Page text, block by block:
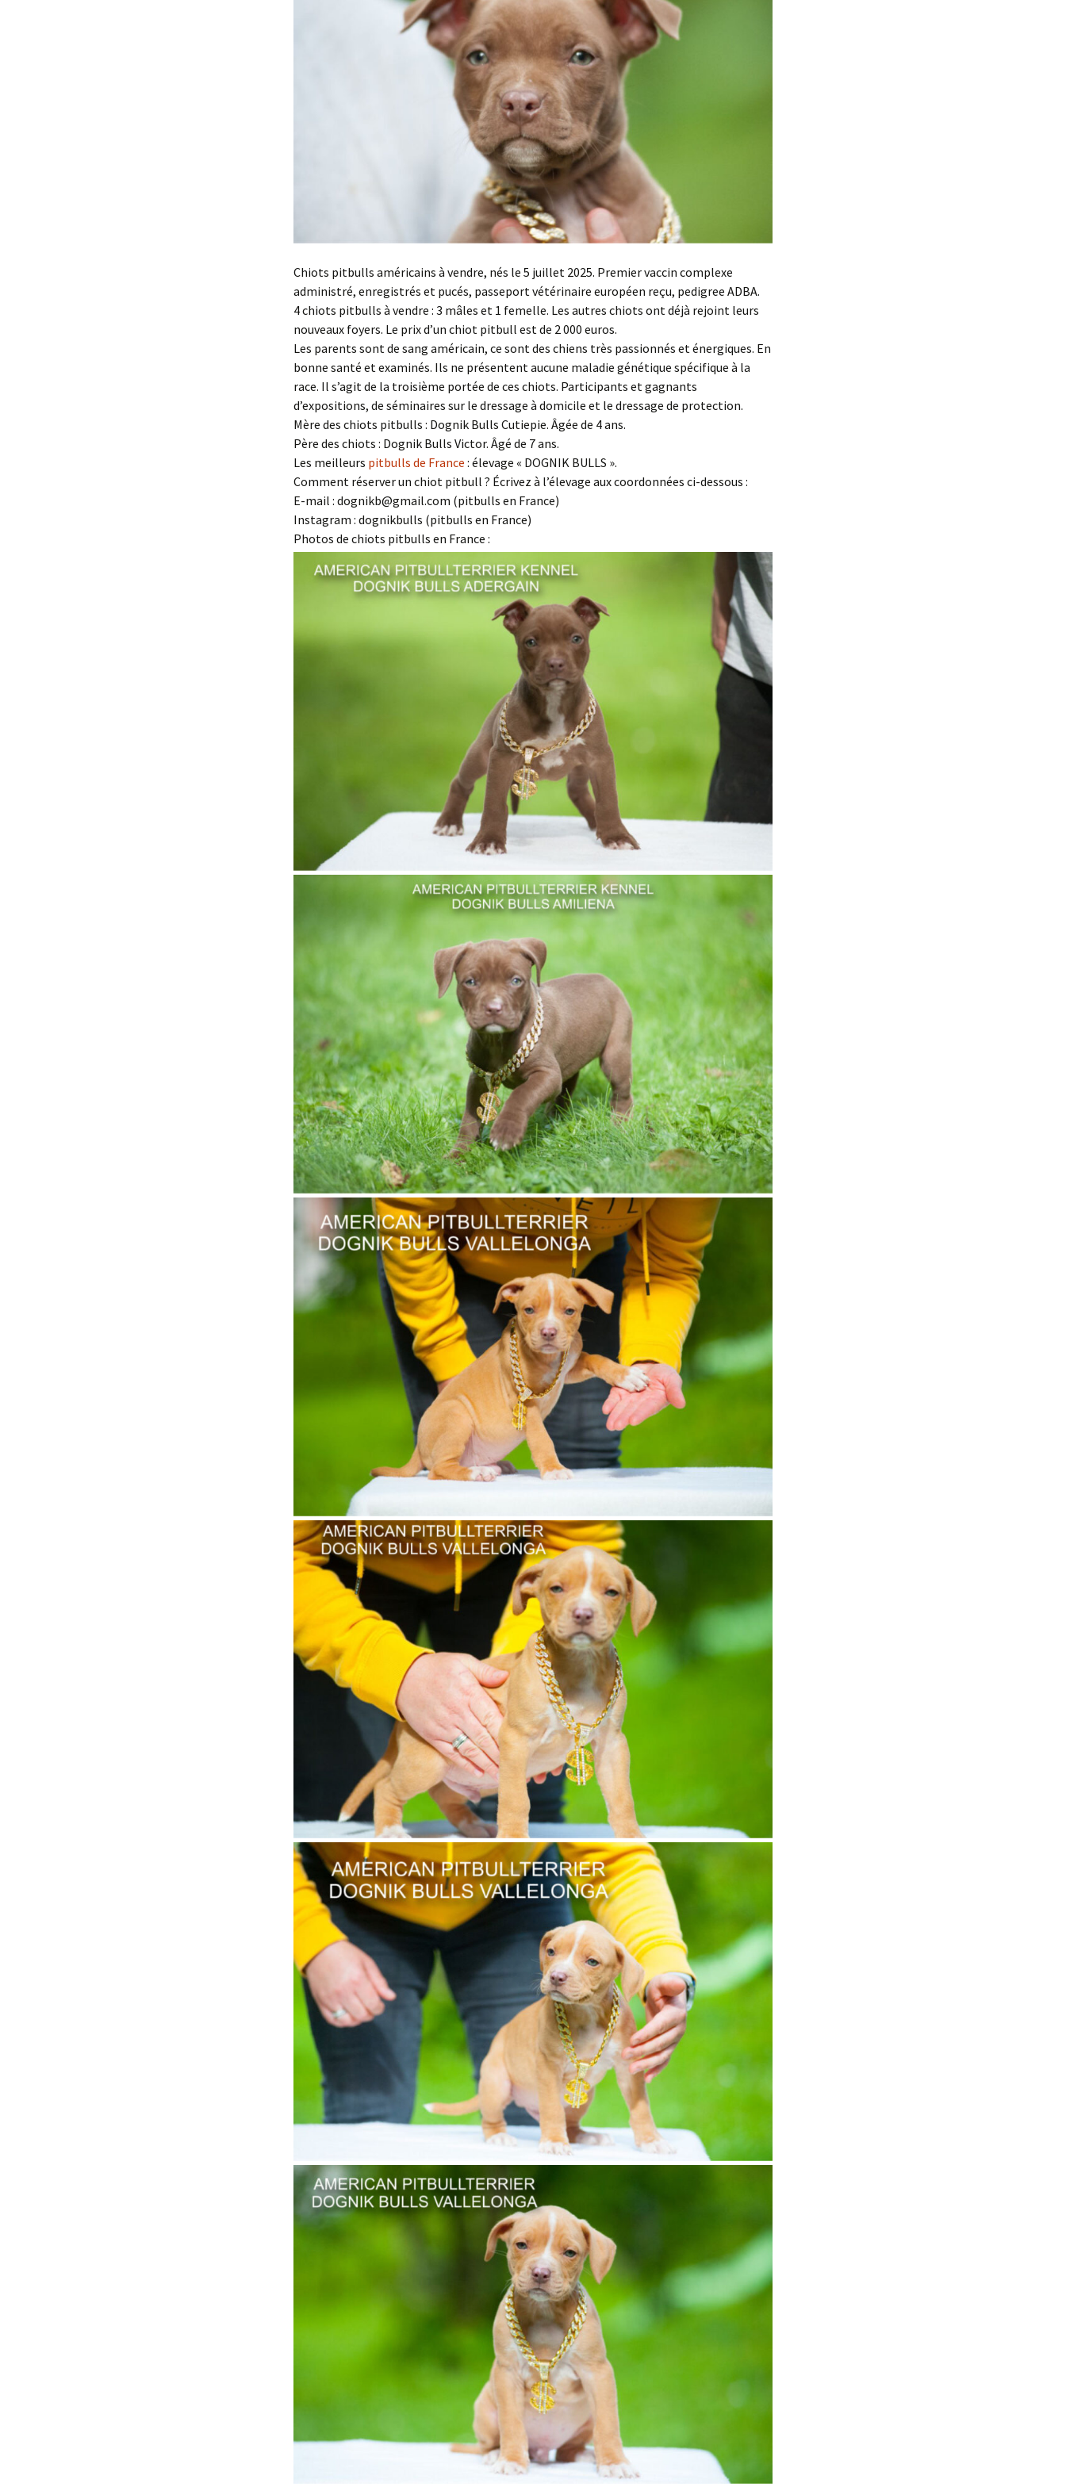
Chiots pitbulls américains à vendre, nés le 5 juillet 2025. Premier vaccin complexe
administré, enregistrés et pucés, passeport vétérinaire européen reçu, pedigree ADBA.
4 chiots pitbulls à vendre : 3 mâles et 1 femelle. Les autres chiots ont déjà rejoint leurs
nouveaux foyers. Le prix d’un chiot pitbull est de 2 000 euros.
Les parents sont de sang américain, ce sont des chiens très passionnés et énergiques. En
bonne santé et examinés. Ils ne présentent aucune maladie génétique spécifique à la
race. Il s’agit de la troisième portée de ces chiots. Participants et gagnants
d’expositions, de séminaires sur le dressage à domicile et le dressage de protection.
Mère des chiots pitbulls : Dognik Bulls Cutiepie. Âgée de 4 ans.
Père des chiots : Dognik Bulls Victor. Âgé de 7 ans.
Les meilleurs pitbulls de France : élevage « DOGNIK BULLS ».
Comment réserver un chiot pitbull ? Écrivez à l’élevage aux coordonnées ci-dessous :
E-mail : dognikb@gmail.com (pitbulls en France)
Instagram : dognikbulls (pitbulls en France)
Photos de chiots pitbulls en France :